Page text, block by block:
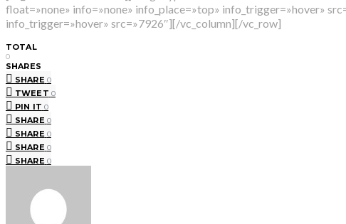
float=»none» info=»none» info_place=»top» info_trigger=»hover»
info_trigger=»hover» src=»7926″][/vc_column][/vc_row]
TOTAL
0
SHARES
SHARE 0
TWEET 0
PIN IT 0
SHARE 0
SHARE 0
SHARE 0
SHARE 0